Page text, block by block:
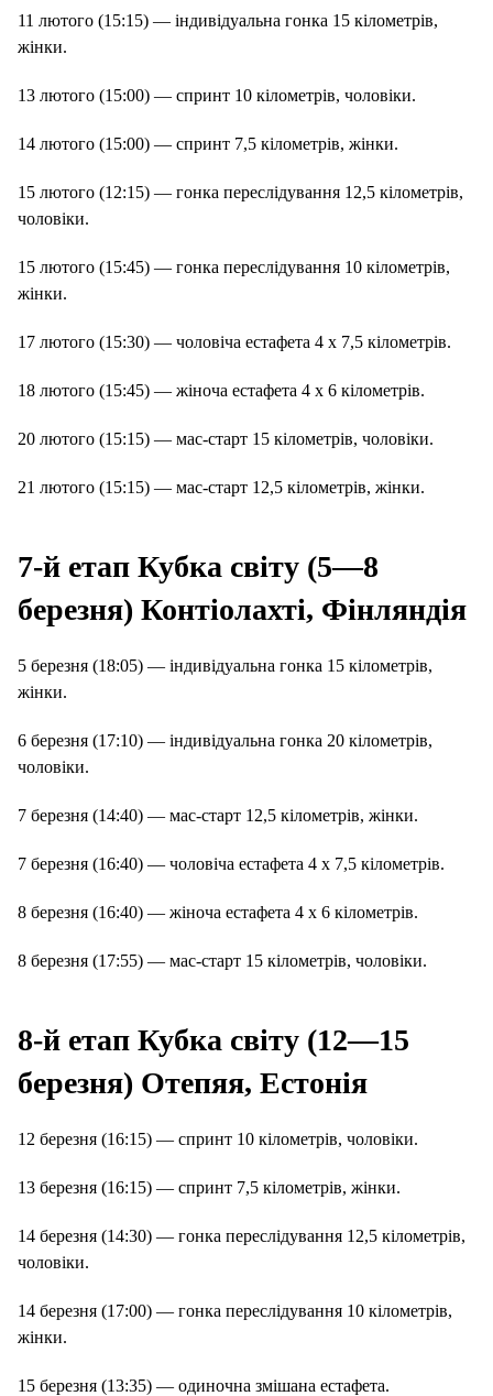
11 лютого (15:15) — індивідуальна гонка 15 кілометрів,
жінки.
13 лютого (15:00) — спринт 10 кілометрів, чоловіки.
14 лютого (15:00) — спринт 7,5 кілометрів, жінки.
15 лютого (12:15) — гонка переслідування 12,5 кілометрів,
чоловіки.
15 лютого (15:45) — гонка переслідування 10 кілометрів,
жінки.
17 лютого (15:30) — чоловіча естафета 4 х 7,5 кілометрів.
18 лютого (15:45) — жіноча естафета 4 х 6 кілометрів.
20 лютого (15:15) — мас-старт 15 кілометрів, чоловіки.
21 лютого (15:15) — мас-старт 12,5 кілометрів, жінки.
7-й етап Кубка світу (5—8
березня) Контіолахті, Фінляндія
5 березня (18:05) — індивідуальна гонка 15 кілометрів,
жінки.
6 березня (17:10) — індивідуальна гонка 20 кілометрів,
чоловіки.
7 березня (14:40) — мас-старт 12,5 кілометрів, жінки.
7 березня (16:40) — чоловіча естафета 4 х 7,5 кілометрів.
8 березня (16:40) — жіноча естафета 4 х 6 кілометрів.
8 березня (17:55) — мас-старт 15 кілометрів, чоловіки.
8-й етап Кубка світу (12—15
березня) Отепяя, Естонія
12 березня (16:15) — спринт 10 кілометрів, чоловіки.
13 березня (16:15) — спринт 7,5 кілометрів, жінки.
14 березня (14:30) — гонка переслідування 12,5 кілометрів,
чоловіки.
14 березня (17:00) — гонка переслідування 10 кілометрів,
жінки.
15 березня (13:35) — одиночна змішана естафета.